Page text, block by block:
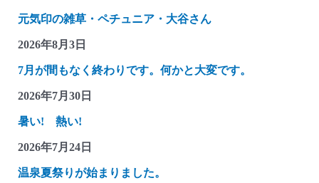
元気印の雑草・ペチュニア・大谷さん
2026年8月3日
7月が間もなく終わりです。何かと大変です。
2026年7月30日
暑い! 熱い!
2026年7月24日
温泉夏祭りが始まりました。